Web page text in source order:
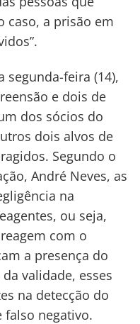
caso, a prisão em
segunda-feira (14),
e dois de
dos sócios do
dois alvos de
Segundo o
André Neves, as
na
ou seja,
com o
a presença do
validade, esses
na detecção do
falso negativo.